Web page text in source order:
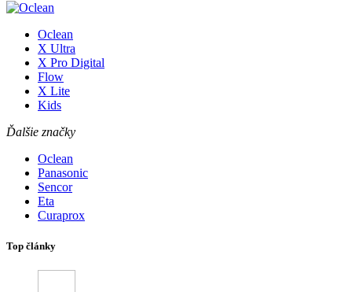
Oclean
X Ultra
X Pro Digital
Flow
X Lite
Kids
Ďalšie značky
Oclean
Panasonic
Sencor
Eta
Curaprox
Top články